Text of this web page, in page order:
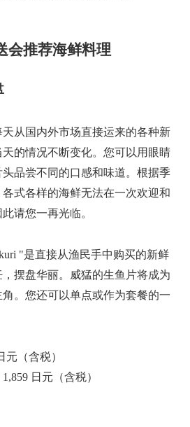
会推荐海鲜料理
从国内外市场直接运来的各种新
的情况不断变化。您可以用眼睛
品尝不同的口感和味道。根据季
式各样的海鲜无法在一次欢迎和
请您一再光临。
"是直接从渔民手中购买的新鲜
摆盘华丽。威猛的生鱼片将成为
。您还可以单点或作为套餐的一
元（含税）
日元（含税）